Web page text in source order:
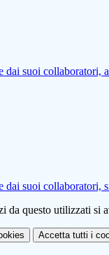
suoi collaboratori,
suoi collaboratori,
da questo utilizzati si
Accetta tutti i